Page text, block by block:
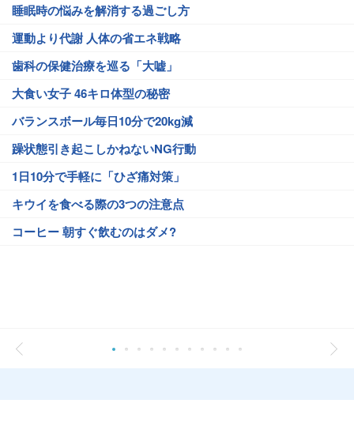
睡眠時の悩みを解消する過ごし方
運動より代謝 人体の省エネ戦略
歯科の保健治療を巡る「大嘘」
大食い女子 46キロ体型の秘密
バランスボール毎日10分で20kg減
躁状態引き起こしかねないNG行動
1日10分で手軽に「ひざ痛対策」
キウイを食べる際の3つの注意点
コーヒー 朝すぐ飲むのはダメ?